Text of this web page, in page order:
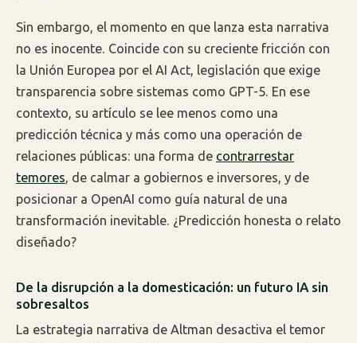
Sin embargo, el momento en que lanza esta narrativa
no es inocente. Coincide con su creciente fricción con
la Unión Europea por el AI Act, legislación que exige
transparencia sobre sistemas como GPT-5. En ese
contexto, su artículo se lee menos como una
predicción técnica y más como una operación de
relaciones públicas: una forma de contrarrestar
temores, de calmar a gobiernos e inversores, y de
posicionar a OpenAI como guía natural de una
transformación inevitable. ¿Predicción honesta o relato
diseñado?
De la disrupción a la domesticación: un futuro IA sin
sobresaltos
La estrategia narrativa de Altman desactiva el temor